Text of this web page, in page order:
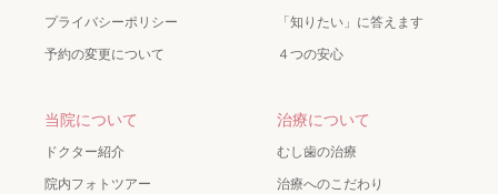
プライバシーポリシー
予約の変更について
「知りたい」に答えます
４つの安心
当院について
ドクター紹介
院内フォトツアー
治療について
むし歯の治療
治療へのこだわり